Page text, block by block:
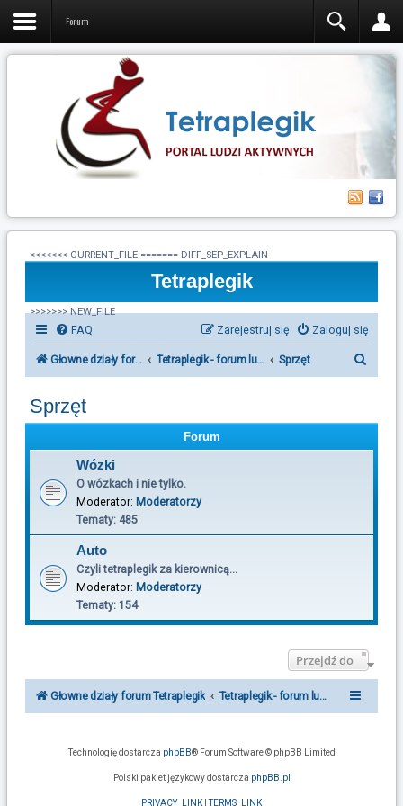
Forum
<<<<<<< CURRENT_FILE ======= DIFF_SEP_EXPLAIN
Tetraplegik
>>>>>>> NEW_FILE
FAQ Zaloguj się
Zarejestruj się
Głowne działy forum TetraplegikTetraplegik - forum ludzi po urazie rdzenia
Sprzęt
Sprzęt
Forum
Wózki
O wózkach i nie tylko.
Moderator: Moderatorzy
Tematy: 485
Auto
Czyli tetraplegik za kierownicą...
Moderator: Moderatorzy
Tematy: 154
Przejdź do
Głowne działy forum Tetraplegik Tetraplegik - forum ludzi po urazie
Technologię dostarcza phpBB® Forum Software © phpBB Limited
Polski pakiet językowy dostarcza phpBB.pl
PRIVACY_LINK |TERMS_LINK